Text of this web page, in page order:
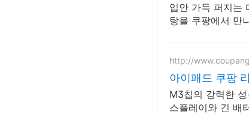
입안 가득 퍼지는
탕을 쿠팡에서 만
http://
아이패드 쿠팡
M3칩의 강력한
스플레이와 긴 배